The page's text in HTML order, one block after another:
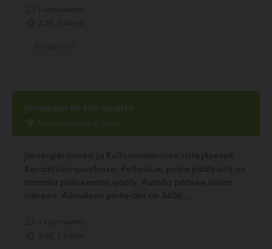
Järvenperän koirapuisto
Kulloonmäentie 2, Espoo
Järvenperäntien ja Kulloonmäentien risteyksessä
Karamtzininpuistossa. Peltoalue, jonka päätyaita on
samalla pallokentän pääty. Autolla pääsee aivan
viereen. Aitauksen pinta-ala on 3400...